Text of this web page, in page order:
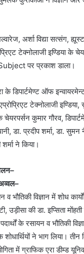
अर्शा विद्या सत्संग,
टेक्नोलाजी इण्डिया के
पर प्रकाश डाला।
के डिपार्टमेण्ट ऑफ
टेक्नोलाजी
कुमार गौरव,
डा. प्रदीप शर्मा, डा.
ने किया।
व भौतिकी विज्ञान में शोध
उड़ीसा की डा. इप्सिता
पदार्थों के रसायन व
के शोधार्थियों ने भाग
में ग्राफिक एरा डीम्ड